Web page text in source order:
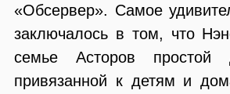
«Обсервер». Самое
заключалось в том, что
семье Асторов простой
привязанной к детям и